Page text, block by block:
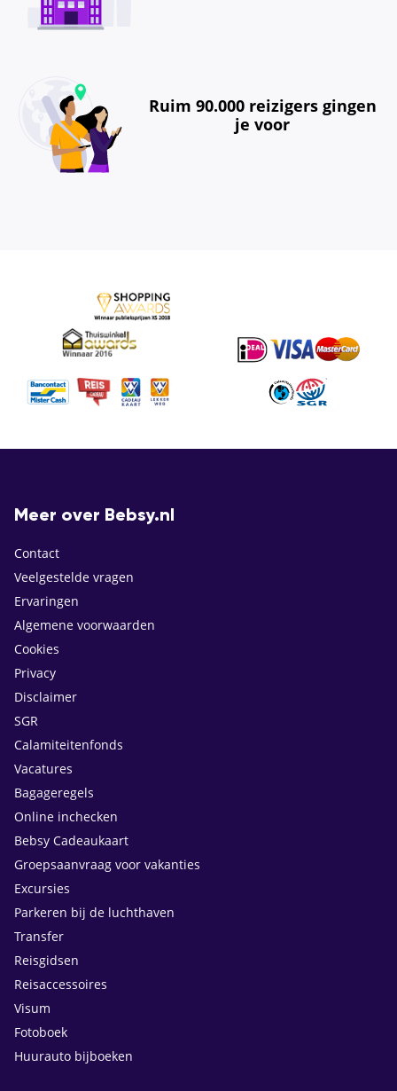
Ruim 90.000 reizigers gingen
je voor
Meer over Bebsy.nl
Contact
Veelgestelde vragen
Ervaringen
Algemene voorwaarden
Cookies
Privacy
Disclaimer
SGR
Calamiteitenfonds
Vacatures
Bagageregels
Online inchecken
Bebsy Cadeaukaart
Groepsaanvraag voor vakanties
Excursies
Parkeren bij de luchthaven
Transfer
Reisgidsen
Reisaccessoires
Visum
Fotoboek
Huurauto bijboeken